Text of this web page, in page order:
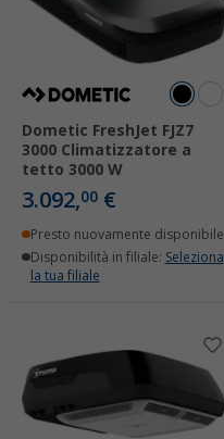
Dometic FreshJet FJZ7
3000 Climatizzatore a
tetto 3000 W
3.092,00 €
Presto nuovamente disponibile
Disponibilità in filiale: Seleziona
la tua filiale